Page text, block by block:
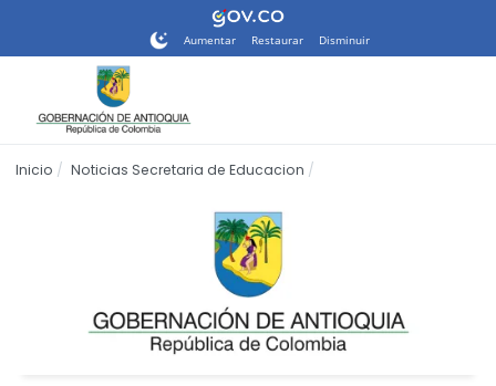
sitio
de
Aumentar Restaurar Disminuir
Inicio Noticias Secretaria de Educacion